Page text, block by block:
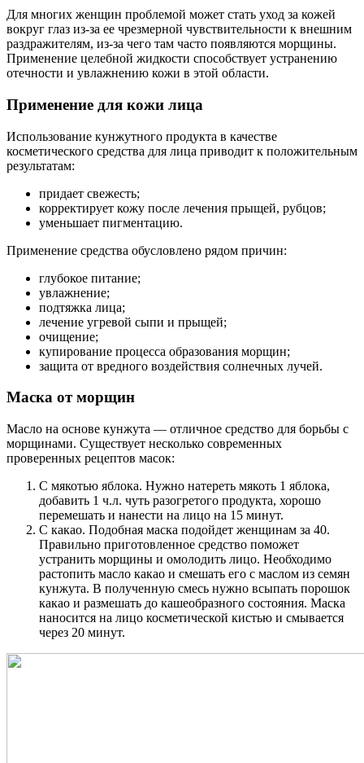
Для многих женщин проблемой может стать уход за кожей
вокруг глаз из-за ее чрезмерной чувствительности к внешним
раздражителям, из-за чего там часто появляются морщины.
Применение целебной жидкости способствует устранению
отечности и увлажнению кожи в этой области.
Применение для кожи лица
Использование кунжутного продукта в качестве
косметического средства для лица приводит к положительным
результатам:
придает свежесть;
корректирует кожу после лечения прыщей, рубцов;
уменьшает пигментацию.
Применение средства обусловлено рядом причин:
глубокое питание;
увлажнение;
подтяжка лица;
лечение угревой сыпи и прыщей;
очищение;
купирование процесса образования морщин;
защита от вредного воздействия солнечных лучей.
Маска от морщин
Масло на основе кунжута — отличное средство для борьбы с
морщинами. Существует несколько современных
проверенных рецептов масок:
С мякотью яблока. Нужно натереть мякоть 1 яблока,
добавить 1 ч.л. чуть разогретого продукта, хорошо
перемешать и нанести на лицо на 15 минут.
С какао. Подобная маска подойдет женщинам за 40.
Правильно приготовленное средство поможет
устранить морщины и омолодить лицо. Необходимо
растопить масло какао и смешать его с маслом из семян
кунжута. В полученную смесь нужно всыпать порошок
какао и размешать до кашеобразного состояния. Маска
наносится на лицо косметической кистью и смывается
через 20 минут.